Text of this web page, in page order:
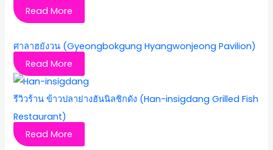
Read More
ศาลาฮยังวน (Gyeongbokgung Hyangwonjeong Pavilion)
Read More
รีวิวร้าน ข้าวปลาย่างฮันนิลชิกดัง (Han-insigdang Grilled Fish
Restaurant)
Read More